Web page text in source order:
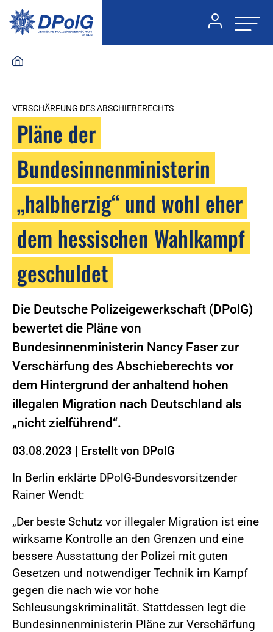
VERSCHÄRFUNG DES ABSCHIEBERECHTS
Pläne der
Bundesinnenministerin
„halbherzig“ und wohl eher
dem hessischen Wahlkampf
geschuldet
Die Deutsche Polizeigewerkschaft (DPolG)
bewertet die Pläne von
Bundesinnenministerin Nancy Faser zur
Verschärfung des Abschieberechts vor
dem Hintergrund der anhaltend hohen
illegalen Migration nach Deutschland als
„nicht zielführend“.
03.08.2023 | Erstellt von DPolG
In Berlin erklärte DPolG-Bundesvorsitzender
Rainer Wendt:
„Der beste Schutz vor illegaler Migration ist eine
wirksame Kontrolle an den Grenzen und eine
bessere Ausstattung der Polizei mit guten
Gesetzen und notwendiger Technik im Kampf
gegen die nach wie vor hohe
Schleusungskriminalität. Stattdessen legt die
Bundesinnenministerin Pläne zur Verschärfung